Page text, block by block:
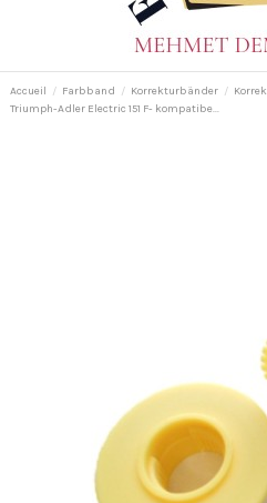
Accueil Farbband Korrekturbänder
Triumph-Adler Electric 151 F- kompatibe...